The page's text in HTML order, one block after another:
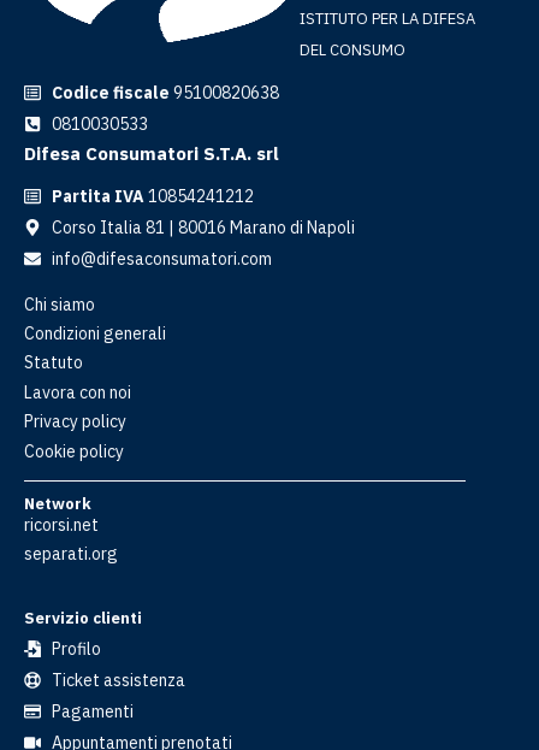
ISTITUTO PER LA DIFESA
DEL CONSUMO
Codice fiscale 95100820638
0810030533
Difesa Consumatori S.T.A. srl
Partita IVA10854241212
Corso Italia 81 | 80016 Marano di Napoli
info@difesaconsumatori.com
Chi siamo
Condizioni generali
Statuto
Lavora con noi
Privacy policy
Cookie policy
Network
ricorsi.net
separati.org
Servizio clienti
Profilo
Ticket assistenza
Pagamenti
Appuntamenti prenotati